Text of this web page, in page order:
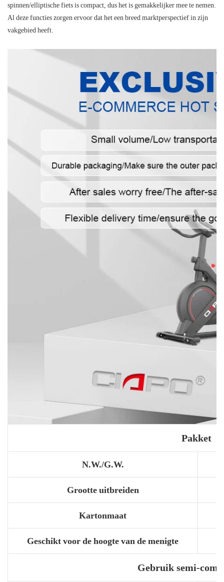
spinnen/elliptische fiets is compact, dus het is gemakkelijker mee te nemen.
Al deze functies zorgen ervoor dat het een breed marktperspectief in zijn
vakgebied heeft.
Pakket
N.W./G.W.
Grootte uitbreiden
Kartonmaat
Geschikt voor de hoogte van de menigte
Gebruik semi-